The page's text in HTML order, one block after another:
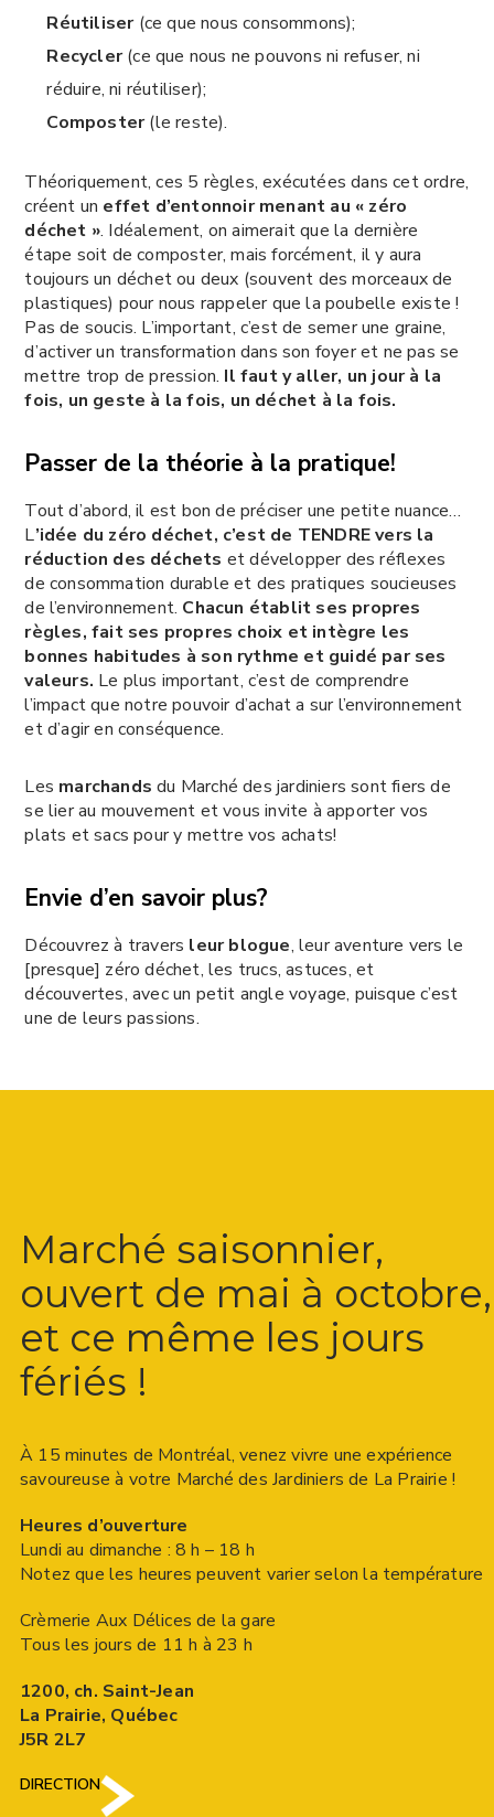
Réutiliser(ce que nous consommons);
Recycler(ce que nous ne pouvons ni refuser, ni
réduire, ni réutiliser);
Composter(le reste).
Théoriquement, ces 5 règles, exécutées dans cet ordre,
créent un effet d’entonnoir menant au « zéro
déchet ». Idéalement, on aimerait que la dernière
étape soit de composter, mais forcément, il y aura
toujours un déchet ou deux (souvent des morceaux de
plastiques) pour nous rappeler que la poubelle existe !
Pas de soucis. L’important, c’est de semer une graine,
d’activer un transformation dans son foyer et ne pas se
mettre trop de pression. Il faut y aller, un jour à la
fois, un geste à la fois, un déchet à la fois.
Passer de la théorie à la pratique!
Tout d’abord, il est bon de préciser une petite nuance…
L’idée du zéro déchet, c’est de TENDRE vers la
réduction des déchets et développer des réflexes
de consommation durable et des pratiques soucieuses
de l’environnement. Chacun établit ses propres
règles, fait ses propres choix et intègre les
bonnes habitudes à son rythme et guidé par ses
valeurs. Le plus important, c’est de comprendre
l’impact que notre pouvoir d’achat a sur l’environnement
et d’agir en conséquence.
Les marchands du Marché des jardiniers sont fiers de
se lier au mouvement et vous invite à apporter vos
plats et sacs pour y mettre vos achats!
Envie d’en savoir plus?
Découvrez à travers leur blogue, leur aventure vers le
[presque] zéro déchet, les trucs, astuces, et
découvertes, avec un petit angle voyage, puisque c’est
une de leurs passions.
Marché saisonnier,
ouvert de mai à octobre,
et ce même les jours
fériés !
À 15 minutes de Montréal, venez vivre une expérience
savoureuse à votre Marché des Jardiniers de La Prairie !
Heures d’ouverture
Lundi au dimanche : 8 h – 18 h
Notez que les heures peuvent varier selon la température
Crèmerie Aux Délices de la gare
Tous les jours de 11 h à 23 h
1200, ch. Saint-Jean
La Prairie, Québec
J5R 2L7
DIRECTION